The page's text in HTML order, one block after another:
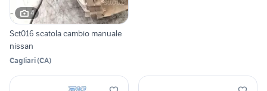
4
Sct016 scatola cambio manuale
nissan
Cagliari(CA)